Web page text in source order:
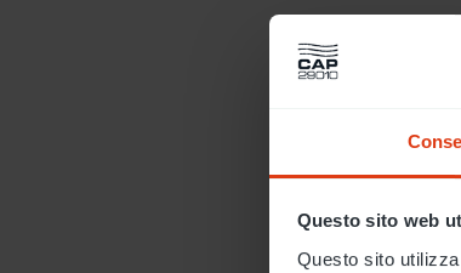
Questo sito web
Questo sito